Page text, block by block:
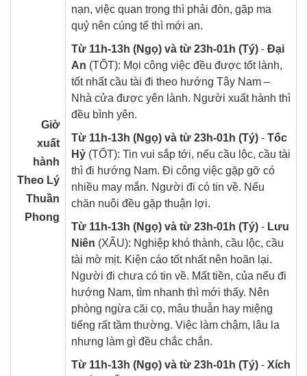
Giờ
xuất
hành
Theo Lý
Thuần
Phong
nạn, việc quan trọng thì phải đòn, gặp ma
quỷ nên cúng tế thì mới an.
Từ 11h-13h (Ngọ) và từ 23h-01h (Tý) - Đại
An (TỐT): Mọi công việc đều được tốt lành,
tốt nhất cầu tài đi theo hướng Tây Nam –
Nhà cửa được yên lành. Người xuất hành thì
đều bình yên.
Từ 11h-13h (Ngọ) và từ 23h-01h (Tý) - Tốc
Hỷ (TỐT): Tin vui sắp tới, nếu cầu lộc, cầu tài
thì đi hướng Nam. Đi công việc gặp gỡ có
nhiều may mắn. Người đi có tin về. Nếu
chăn nuôi đều gặp thuận lợi.
Từ 11h-13h (Ngọ) và từ 23h-01h (Tý) - Lưu
Niên (XẤU): Nghiệp khó thành, cầu lộc, cầu
tài mờ mịt. Kiện cáo tốt nhất nên hoãn lại.
Người đi chưa có tin về. Mất tiền, của nếu đi
hướng Nam, tìm nhanh thì mới thấy. Nên
phòng ngừa cãi cọ, mâu thuẫn hay miệng
tiếng rất tầm thường. Việc làm chậm, lâu la
nhưng làm gì đều chắc chắn.
Từ 11h-13h (Ngọ) và từ 23h-01h (Tý) - Xích